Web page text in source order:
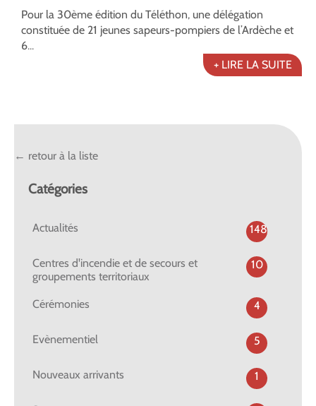
Pour la 30ème édition du Téléthon, une délégation
constituée de 21 jeunes sapeurs-pompiers de l’Ardèche et
6...
+ LIRE LA SUITE
← retour à la liste
Catégories
Actualités 148
Centres d'incendie et de secours et
groupements territoriaux
10
Cérémonies 4
Evènementiel 5
Nouveaux arrivants 1